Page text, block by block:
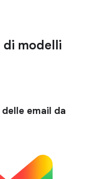
di modelli
email da